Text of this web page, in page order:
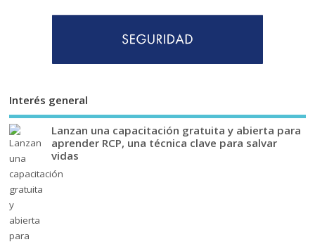
Interés general
Lanzan una capacitación gratuita y abierta para
aprender RCP, una técnica clave para salvar
vidas